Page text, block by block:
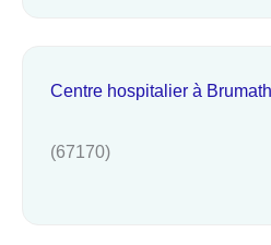
Centre hospitalier à Brumath
(67170)